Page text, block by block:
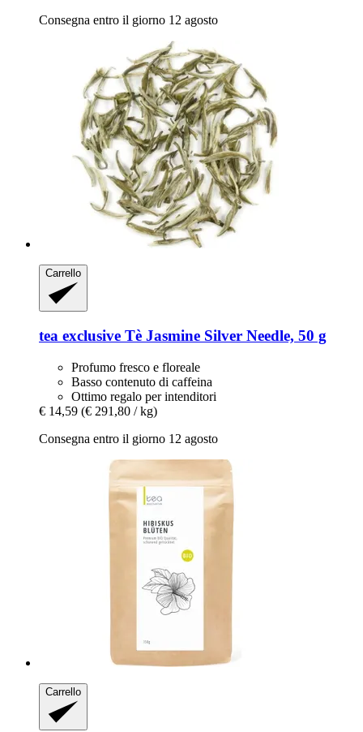
Consegna entro il giorno 12 agosto
Carrello
tea exclusive Tè Jasmine Silver Needle, 50 g
Profumo fresco e floreale
Basso contenuto di caffeina
Ottimo regalo per intenditori
€ 14,59 (€ 291,80 / kg)
Consegna entro il giorno 12 agosto
Carrello